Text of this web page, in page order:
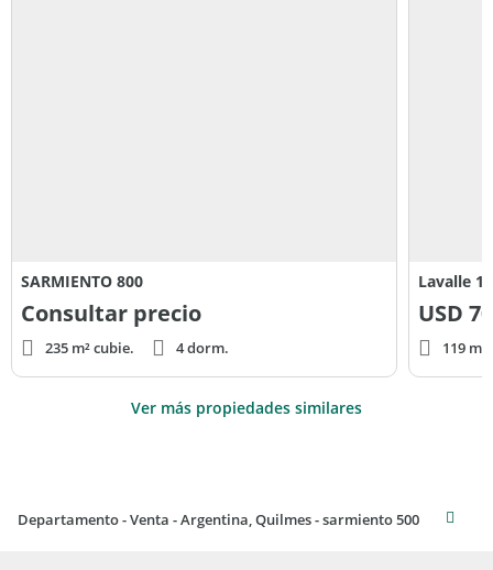
SARMIENTO 800
Consultar precio
235 m² cubie. 4 dorm.
Lavalle
USD
119
Ver más propiedades similares
Departamento - Venta - Argentina, Quilmes - sarmiento 500